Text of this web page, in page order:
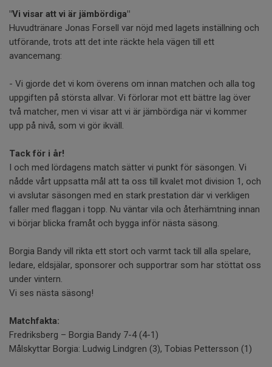
"Vi visar att vi är jämbördiga"
Huvudtränare Jonas Forsell var nöjd med lagets inställning och
utförande, trots att det inte räckte hela vägen till ett
avancemang:
- Vi gjorde det vi kom överens om innan matchen och alla tog
uppgiften på största allvar. Vi förlorar mot ett bättre lag över
två matcher, men vi visar att vi är jämbördiga när vi kommer
upp på nivå, som vi gör ikväll.
Tack för i år!
I och med lördagens match sätter vi punkt för säsongen. Vi
nådde vårt uppsatta mål att ta oss till kvalet mot division 1, och
vi avslutar säsongen med en stark prestation där vi verkligen
faller med flaggan i topp. Nu väntar vila och återhämtning innan
vi börjar blicka framåt och bygga inför nästa säsong.
Borgia Bandy vill rikta ett stort och varmt tack till alla spelare,
ledare, eldsjälar, sponsorer och supportrar som har stöttat oss
under vintern.
Vi ses nästa säsong!
Matchfakta:
Fredriksberg – Borgia Bandy 7-4 (4-1)
Målskyttar Borgia: Ludwig Lindgren (3), Tobias Pettersson (1)